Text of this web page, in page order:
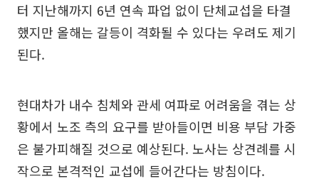
터 지난해까지 6년 연속 파업 없이 단체교섭을 타결
했지만 올해는 갈등이 격화될 수 있다는 우려도 제기
된다.
현대차가 내수 침체와 관세 여파로 어려움을 겪는 상
황에서 노조 측의 요구를 받아들이면 비용 부담 가중
은 불가피해질 것으로 예상된다. 노사는 상견례를 시
작으로 본격적인 교섭에 들어간다는 방침이다.